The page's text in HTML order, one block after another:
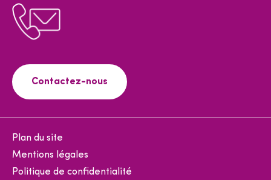
c
e
k
Contactez-nous
Plan du site
Mentions légales
Politique de confidentialité